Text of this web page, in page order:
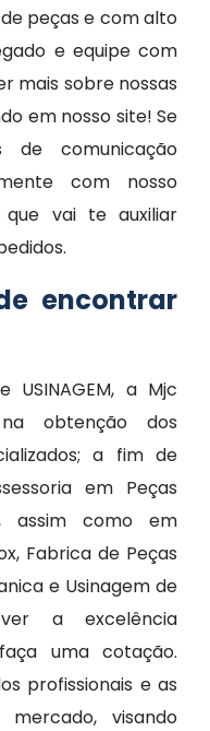
peças e com alto
e equipe com
mais sobre nossas
em nosso site! Se
de comunicação
com nosso
que vai te auxiliar
encontrar
a Mjc
obtenção dos
a fim de
em Peças
assim como em
Fabrica de Peças
e Usinagem de
a excelência
uma cotação.
profissionais e as
visando